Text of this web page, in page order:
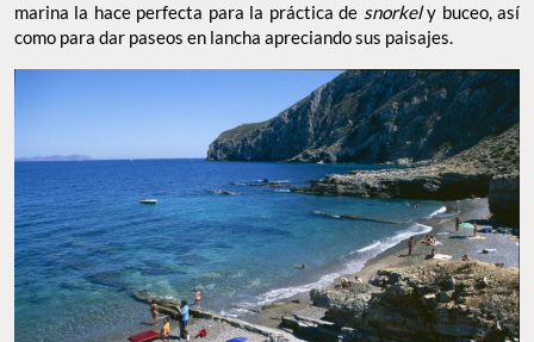
Egadas , localizada en elmar Mediterráneo y ofreciendo a quien
la visite sorprendentes escenarios de belleza marina, así como
para quienes aman las actividades acuáticas, ya que su
diversidad marina la hace perfecta para la práctica de snorkel y
buceo, así como para dar paseos en lancha apreciando sus
paisajes.